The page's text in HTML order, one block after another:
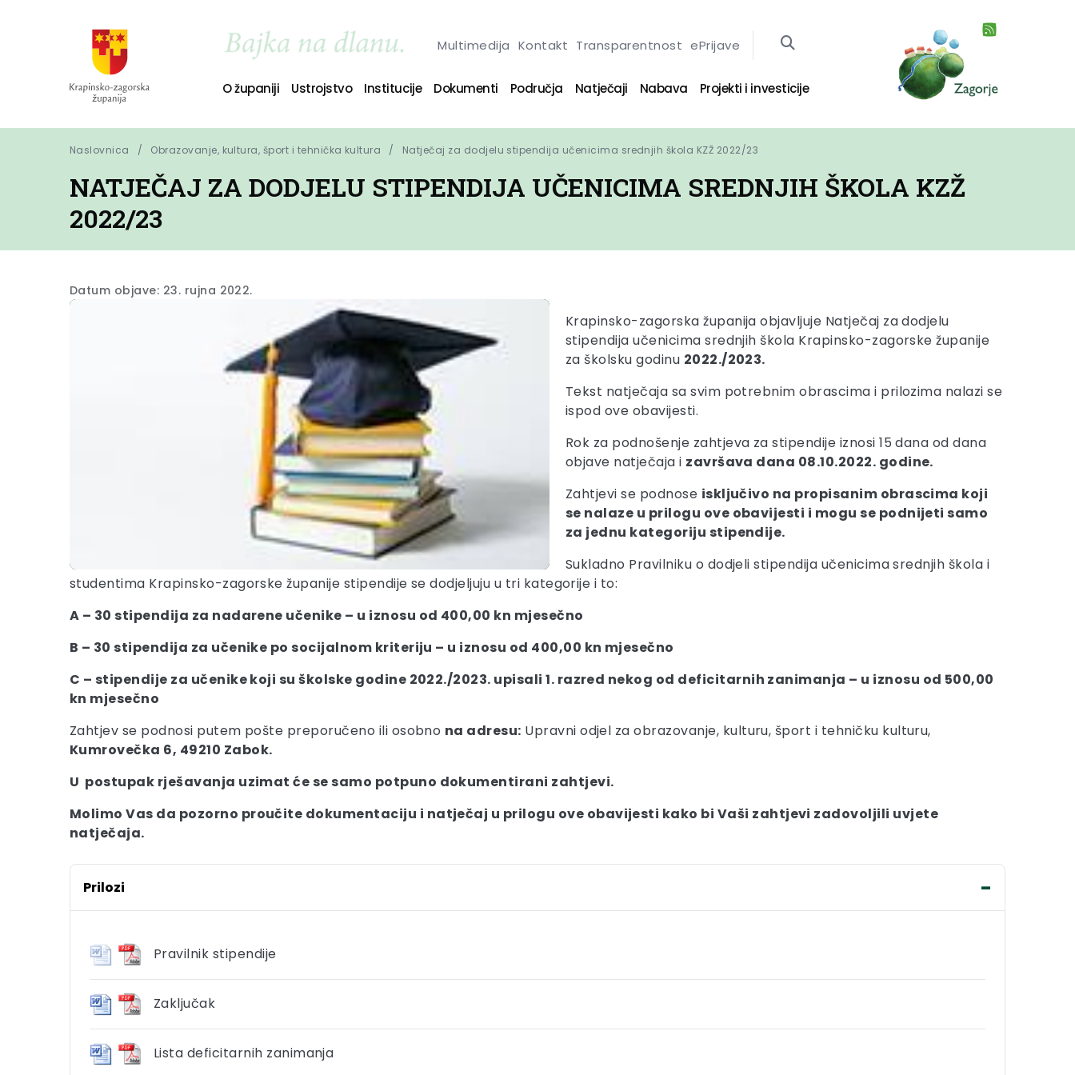
Multimedija Kontakt Transparentnost ePrijave
O županiji Ustrojstvo Institucije Dokumenti Područja Natječaji Nabava Projekti i investicije
Naslovnica Obrazovanje, kultura, šport i tehnička kultura Natječaj za dodjelu stipendija učenicima srednjih škola KZŽ 2022/23
NATJEČAJ ZA DODJELU STIPENDIJA UČENICIMA SREDNJIH ŠKOLA KZŽ
2022/23
Datum objave: 23. rujna 2022.
Krapinsko-zagorska županija objavljuje Natječaj za dodjelu
stipendija učenicima srednjih škola Krapinsko-zagorske županije
za školsku godinu 2022./2023.
Tekst natječaja sa svim potrebnim obrascima i prilozima nalazi se
ispod ove obavijesti.
Rok za podnošenje zahtjeva za stipendije iznosi 15 dana od dana
objave natječaja i završava dana 08.10.2022. godine.
Zahtjevi se podnose isključivo na propisanim obrascima koji
se nalaze u prilogu ove obavijesti i mogu se podnijeti samo
za jednu kategoriju stipendije.
Sukladno Pravilniku o dodjeli stipendija učenicima srednjih škola i
studentima Krapinsko-zagorske županije stipendije se dodjeljuju u tri kategorije i to:
A – 30 stipendija za nadarene učenike – u iznosu od 400,00 kn mjesečno
B – 30 stipendija za učenike po socijalnom kriteriju – u iznosu od 400,00 kn mjesečno
C – stipendije za učenike koji su školske godine 2022./2023. upisali 1. razred nekog od deficitarnih zanimanja – u iznosu od 500,00
kn mjesečno
Zahtjev se podnosi putem pošte preporučeno ili osobno na adresu: Upravni odjel za obrazovanje, kulturu, šport i tehničku kulturu,
Kumrovečka 6, 49210 Zabok.
U postupak rješavanja uzimat će se samo potpuno dokumentirani zahtjevi.
Molimo Vas da pozorno proučite dokumentaciju i natječaj u prilogu ove obavijesti kako bi Vaši zahtjevi zadovoljili uvjete
natječaja.
Prilozi
Pravilnik stipendije
Zaključak
Lista deficitarnih zanimanja